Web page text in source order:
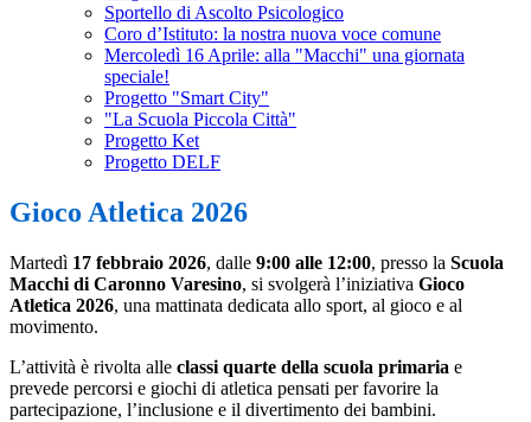
Sportello di Ascolto Psicologico
Coro d’Istituto: la nostra nuova voce comune
Mercoledì 16 Aprile: alla "Macchi" una giornata
speciale!
Progetto "Smart City"
"La Scuola Piccola Città"
Progetto Ket
Progetto DELF
Gioco Atletica 2026
Martedì 17 febbraio 2026, dalle 9:00 alle 12:00, presso la Scuola
Macchi di Caronno Varesino, si svolgerà l’iniziativa Gioco
Atletica 2026, una mattinata dedicata allo sport, al gioco e al
movimento.
L’attività è rivolta alle classi quarte della scuola primaria e
prevede percorsi e giochi di atletica pensati per favorire la
partecipazione, l’inclusione e il divertimento dei bambini.